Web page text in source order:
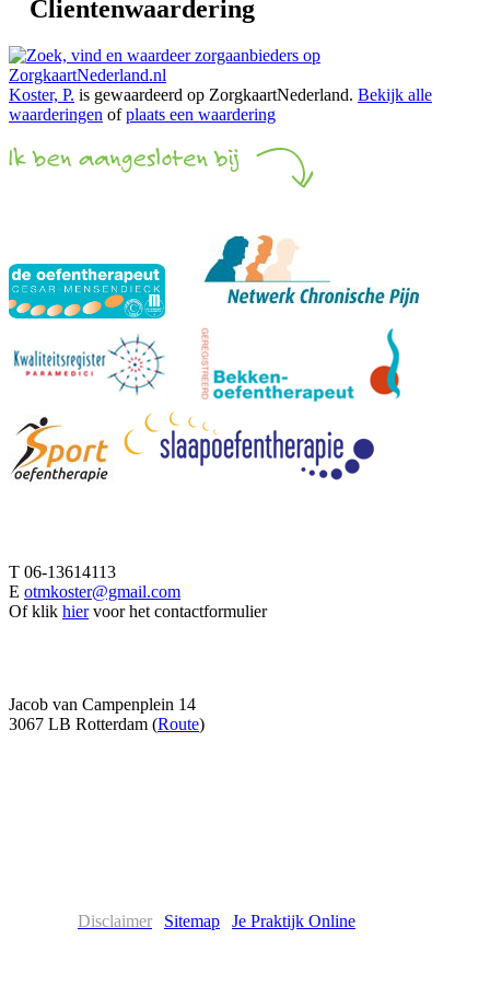
Clientenwaardering
Koster, P. is gewaardeerd op ZorgkaartNederland. Bekijk alle
waarderingen ofplaats een waardering
T 06-13614113
E otmkoster@gmail.com
Of klik hiervoor het contactformulier
Jacob van Campenplein 14
3067 LB Rotterdam (Route)
Disclaimer Sitemap Je Praktijk Online